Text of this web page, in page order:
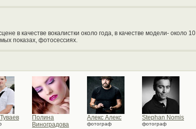
в качестве вокалистки около года, в качестве модели- около 10
показах, фотосессиях.
Полина
Виноградова
Алекс Алекс
фотограф
Stephan Nomis
фотограф